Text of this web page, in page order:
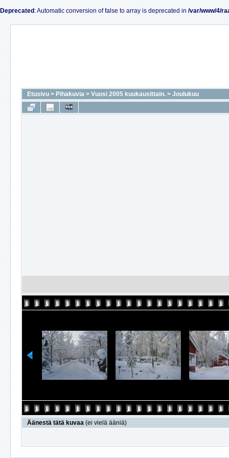
Deprecated : Automatic conversion of false to array is deprecated in /var/www/4/
Etusivu > Pihakuvia > Vuosi 2005 kuukausittain. > Joulukuu
Äänestä tätä kuvaa (ei vielä ääniä)